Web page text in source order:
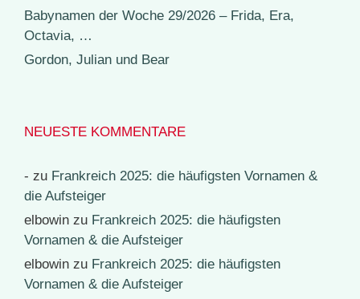
Babynamen der Woche 29/2026 – Frida, Era,
Octavia, …
Gordon, Julian und Bear
NEUESTE KOMMENTARE
- zu Frankreich 2025: die häufigsten Vornamen &
die Aufsteiger
elbowin zu Frankreich 2025: die häufigsten
Vornamen & die Aufsteiger
elbowin zu Frankreich 2025: die häufigsten
Vornamen & die Aufsteiger